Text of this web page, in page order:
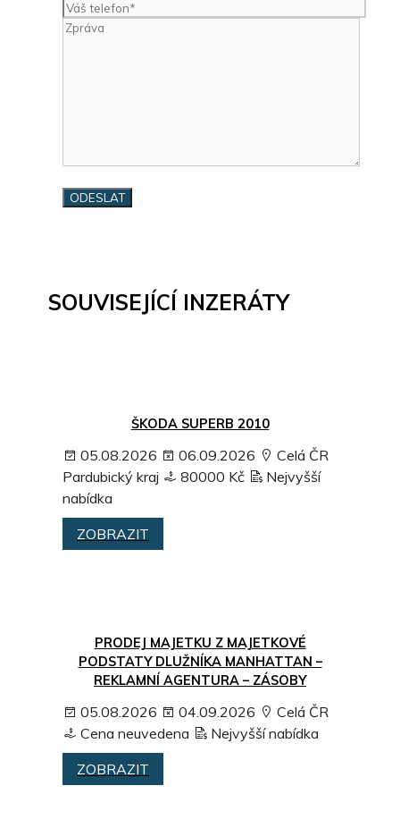
SOUVISEJÍCÍ INZERÁTY
ŠKODA SUPERB 2010
05.08.2026 06.09.2026
Celá ČR
Pardubický kraj
80000 Kč
Nejvyšší
nabídka
ZOBRAZIT
PRODEJ MAJETKU Z MAJETKOVÉ
PODSTATY DLUŽNÍKA MANHATTAN –
REKLAMNÍ AGENTURA – ZÁSOBY
05.08.2026 04.09.2026
Celá ČR
Cena neuvedena
Nejvyšší nabídka
ZOBRAZIT